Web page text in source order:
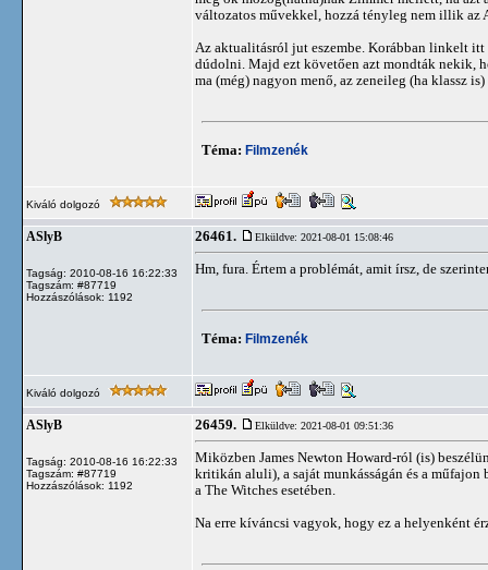
változatos művekkel, hozzá tényleg nem illik az
Az aktualitásról jut eszembe. Korábban linkelt
dúdolni. Majd ezt követően azt mondták nekik,
ma (még) nagyon menő, az zeneileg (ha klassz
Téma: Filmzenék
Kiváló dolgozó
ASlyB
Tagság: 2010-08-16 16:22:33
Tagszám: #87719
Hozzászólások: 1192
26461. Elküldve: 2021-08-01 15:08:46
Hm, fura. Értem a problémát, amit írsz, de
Téma: Filmzenék
Kiváló dolgozó
ASlyB
Tagság: 2010-08-16 16:22:33
Tagszám: #87719
Hozzászólások: 1192
26459. Elküldve: 2021-08-01 09:51:36
Miközben James Newton Howard-ról (is)
kritikán aluli), a saját munkásságán és a
a The Witches esetében.
Na erre kíváncsi vagyok, hogy ez a helyenként